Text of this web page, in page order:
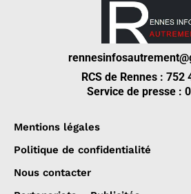
RCS de Rennes : 752
Service de presse :
Mentions légales
Politique de confidentialité
Nous contacter